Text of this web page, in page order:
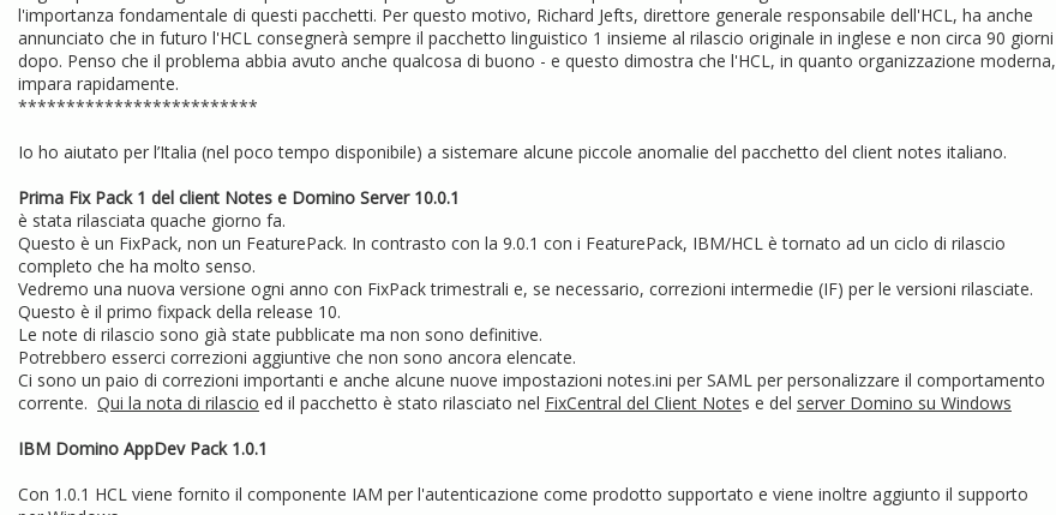
l'importanza fondamentale di questi pacchetti. Per questo motivo, Richard Jefts, direttore generale responsabile dell'HCL, ha anche
annunciato che in futuro l'HCL consegnerà sempre il pacchetto linguistico 1 insieme al rilascio originale in inglese e non circa 90 giorni
dopo. Penso che il problema abbia avuto anche qualcosa di buono - e questo dimostra che l'HCL, in quanto organizzazione moderna,
impara rapidamente.
*************************
Io ho aiutato per l’Italia (nel poco tempo disponibile) a sistemare alcune piccole anomalie del pacchetto del client notes italiano.
Prima Fix Pack 1 del client Notes e Domino Server 10.0.1
è stata rilasciata quache giorno fa.
Questo è un FixPack, non un FeaturePack. In contrasto con la 9.0.1 con i FeaturePack, IBM/HCL è tornato ad un ciclo di rilascio
completo che ha molto senso.
Vedremo una nuova versione ogni anno con FixPack trimestrali e, se necessario, correzioni intermedie (IF) per le versioni rilasciate.
Questo è il primo fixpack della release 10.
Le note di rilascio sono già state pubblicate ma non sono definitive.
Potrebbero esserci correzioni aggiuntive che non sono ancora elencate.
Ci sono un paio di correzioni importanti e anche alcune nuove impostazioni notes.ini per SAML per personalizzare il comportamento
corrente. Qui la nota di rilascio ed il pacchetto è stato rilasciato nel FixCentral del Client Notes e del server Domino su Windows
IBM Domino AppDev Pack 1.0.1
Con 1.0.1 HCL viene fornito il componente IAM per l'autenticazione come prodotto supportato e viene inoltre aggiunto il supporto